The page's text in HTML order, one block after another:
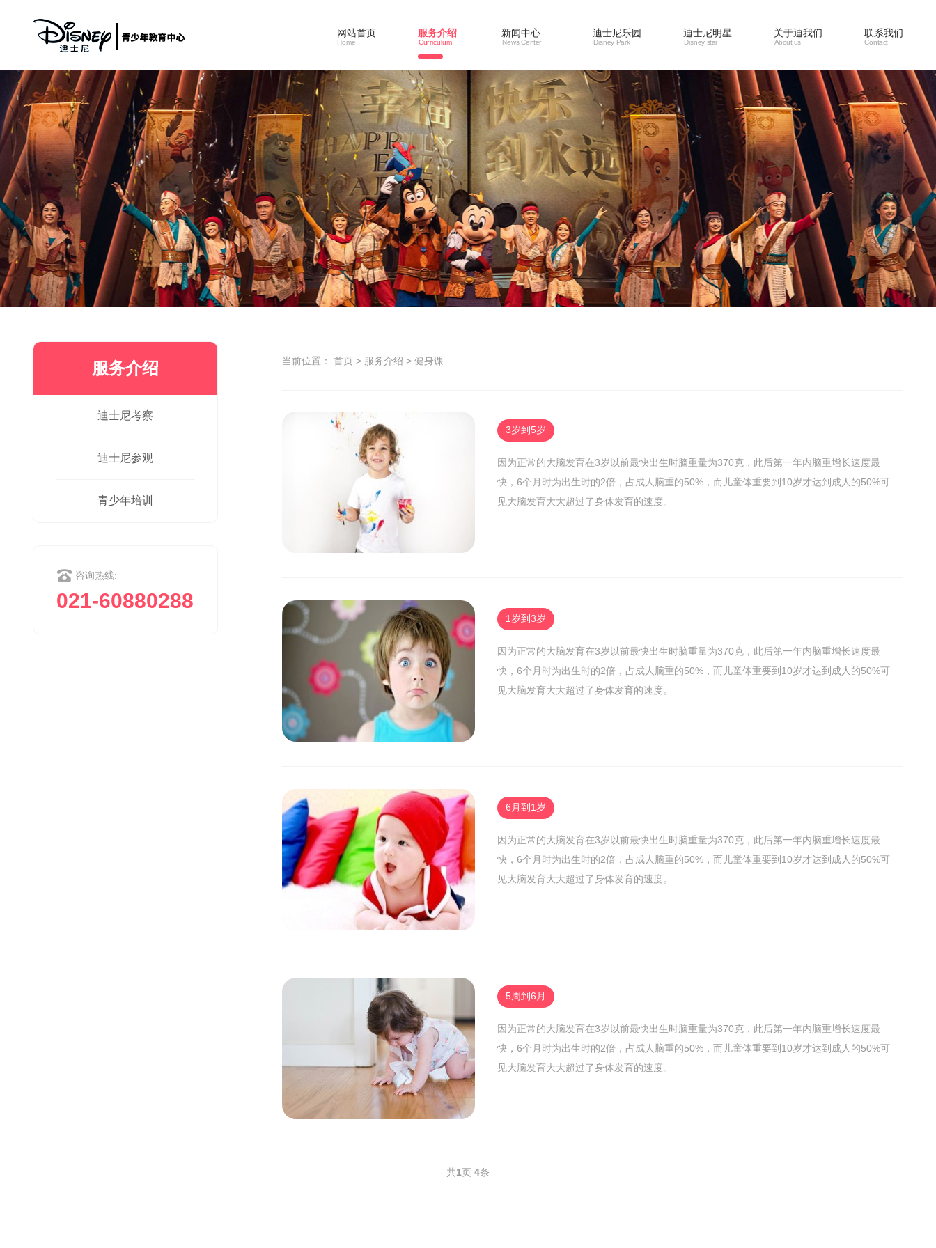
网站首页
Home
服务介绍
Curriculum
新闻中心
News Center
迪士尼乐园
Disney Park
迪士尼明星
Disney star
关于迪我们
About us
联系我们
Contact
服务介绍
迪士尼考察
迪士尼参观
青少年培训
咨询热线:
021-60880288
当前位置： 首页 > 服务介绍 > 健身课
3岁到5岁
因为正常的大脑发育在3岁以前最快出生时脑重量为370克，此后第一年内脑重增长速度最
快，6个月时为出生时的2倍，占成人脑重的50%，而儿童体重要到10岁才达到成人的50%可
见大脑发育大大超过了身体发育的速度。
1岁到3岁
因为正常的大脑发育在3岁以前最快出生时脑重量为370克，此后第一年内脑重增长速度最
快，6个月时为出生时的2倍，占成人脑重的50%，而儿童体重要到10岁才达到成人的50%可
见大脑发育大大超过了身体发育的速度。
6月到1岁
因为正常的大脑发育在3岁以前最快出生时脑重量为370克，此后第一年内脑重增长速度最
快，6个月时为出生时的2倍，占成人脑重的50%，而儿童体重要到10岁才达到成人的50%可
见大脑发育大大超过了身体发育的速度。
5周到6月
因为正常的大脑发育在3岁以前最快出生时脑重量为370克，此后第一年内脑重增长速度最
快，6个月时为出生时的2倍，占成人脑重的50%，而儿童体重要到10岁才达到成人的50%可
见大脑发育大大超过了身体发育的速度。
共1页 4条